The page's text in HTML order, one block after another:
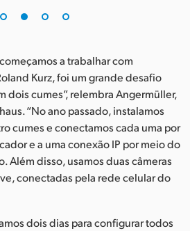
a trabalhar com
Kurz, foi um grande desafio
dois cumes”, relembra Angermüller,
“No ano passado, instalamos
cumes e conectamos cada uma por
e a uma conexão IP por meio do
Além disso, usamos duas câmeras
conectadas pela rede celular do
dois dias para configurar todos